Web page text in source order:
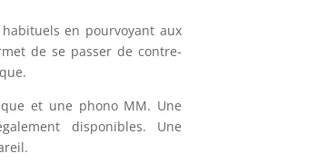
en pourvoyant aux
de se passer de contre-
et une phono MM. Une
disponibles. Une